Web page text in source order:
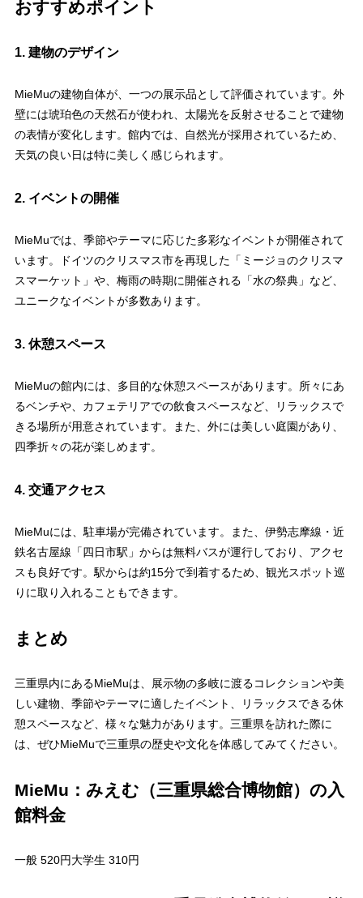
おすすめポイント
1. 建物のデザイン
MieMuの建物自体が、一つの展示品として評価されています。外
壁には琥珀色の天然石が使われ、太陽光を反射させることで建物
の表情が変化します。館内では、自然光が採用されているため、
天気の良い日は特に美しく感じられます。
2. イベントの開催
MieMuでは、季節やテーマに応じた多彩なイベントが開催されて
います。ドイツのクリスマス市を再現した「ミージョのクリスマ
スマーケット」や、梅雨の時期に開催される「水の祭典」など、
ユニークなイベントが多数あります。
3. 休憩スペース
MieMuの館内には、多目的な休憩スペースがあります。所々にあ
るベンチや、カフェテリアでの飲食スペースなど、リラックスで
きる場所が用意されています。また、外には美しい庭園があり、
四季折々の花が楽しめます。
4. 交通アクセス
MieMuには、駐車場が完備されています。また、伊勢志摩線・近
鉄名古屋線「四日市駅」からは無料バスが運行しており、アクセ
スも良好です。駅からは約15分で到着するため、観光スポット巡
りに取り入れることもできます。
まとめ
三重県内にあるMieMuは、展示物の多岐に渡るコレクションや美
しい建物、季節やテーマに適したイベント、リラックスできる休
憩スペースなど、様々な魅力があります。三重県を訪れた際に
は、ぜひMieMuで三重県の歴史や文化を体感してみてください。
MieMu：みえむ（三重県総合博物館）の入
館料金
一般 520円大学生 310円